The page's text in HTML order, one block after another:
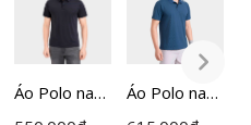
Áo Polo nam
ngắn tay cổ
Áo Polo nam
ngắn tay